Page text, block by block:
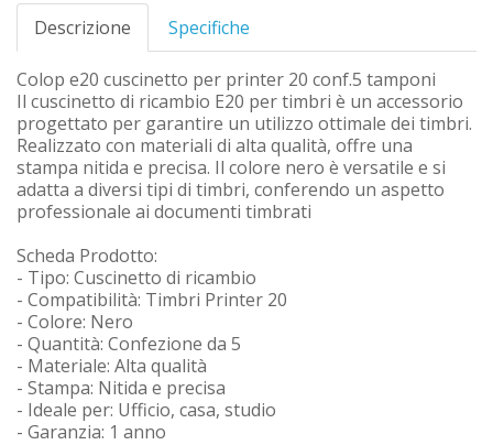
Descrizione Specifiche
Colop e20 cuscinetto per printer 20 conf.5 tamponi
Il cuscinetto di ricambio E20 per timbri è un accessorio
progettato per garantire un utilizzo ottimale dei timbri.
Realizzato con materiali di alta qualità, offre una
stampa nitida e precisa. Il colore nero è versatile e si
adatta a diversi tipi di timbri, conferendo un aspetto
professionale ai documenti timbrati
Scheda Prodotto:
- Tipo: Cuscinetto di ricambio
- Compatibilità: Timbri Printer 20
- Colore: Nero
- Quantità: Confezione da 5
- Materiale: Alta qualità
- Stampa: Nitida e precisa
- Ideale per: Ufficio, casa, studio
- Garanzia: 1 anno